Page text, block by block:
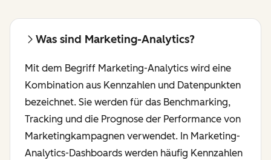
Was sind Marketing-Analytics?
Mit dem Begriff Marketing-Analytics wird eine
Kombination aus Kennzahlen und Datenpunkten
bezeichnet. Sie werden für das Benchmarking,
Tracking und die Prognose der Performance von
Marketingkampagnen verwendet. In Marketing-
Analytics-Dashboards werden häufig Kennzahlen